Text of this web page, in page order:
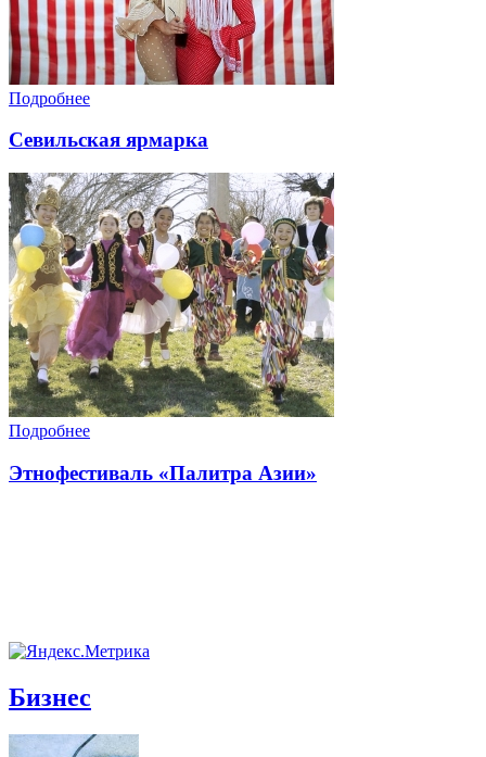
Подробнее
Севильская ярмарка
Подробнее
Этнофестиваль «Палитра Азии»
Бизнес